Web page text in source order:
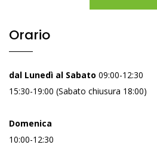
Orario
dal Lunedì al Sabato 09:00-12:30
15:30-19:00 (Sabato chiusura 18:00)
Domenica
10:00-12:30